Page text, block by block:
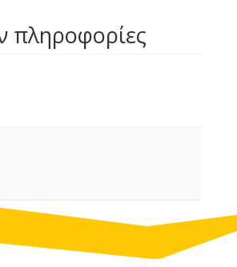
πληροφορίες